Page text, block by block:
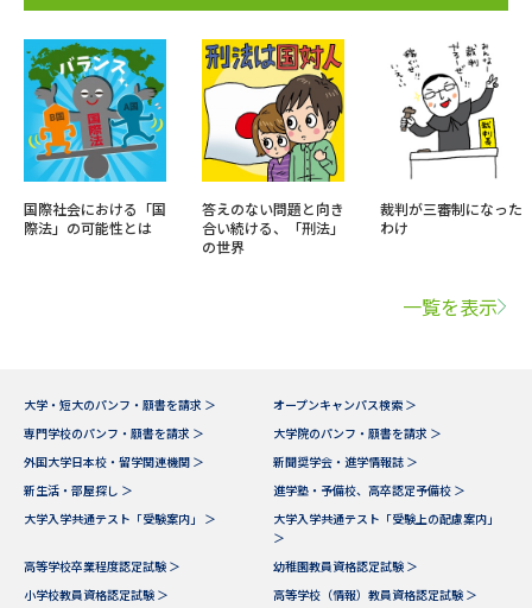
国際社会における「国
際法」の可能性とは
答えのない問題と向き
合い続ける、「刑法」
の世界
裁判が三審制になった
わけ
一覧を表示
大学・短大のパンフ・願書を請求 ＞
オープンキャンパス検索 ＞
専門学校のパンフ・願書を請求 ＞
大学院のパンフ・願書を請求 ＞
外国大学日本校・留学関連機関 ＞
新聞奨学会・進学情報誌 ＞
新生活・部屋探し ＞
進学塾・予備校、高卒認定予備校 ＞
大学入学共通テスト「受験案内」 ＞
大学入学共通テスト「受験上の配慮案内」
＞
高等学校卒業程度認定試験 ＞
幼稚園教員資格認定試験 ＞
小学校教員資格認定試験 ＞
高等学校（情報）教員資格認定試験 ＞